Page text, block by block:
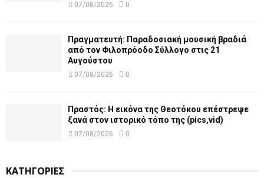
07/08/2026 0
Πραγματευτή: Παραδοσιακή μουσική βραδιά
από τον Φιλοπρόοδο Σύλλογο στις 21
Αυγούστου
07/08/2026 0
Πραστός: Η εικόνα της Θεοτόκου επέστρεψε
ξανά στον ιστορικό τόπο της (pics,vid)
07/08/2026 0
ΚΑΤΗΓΟΡΙΕΣ